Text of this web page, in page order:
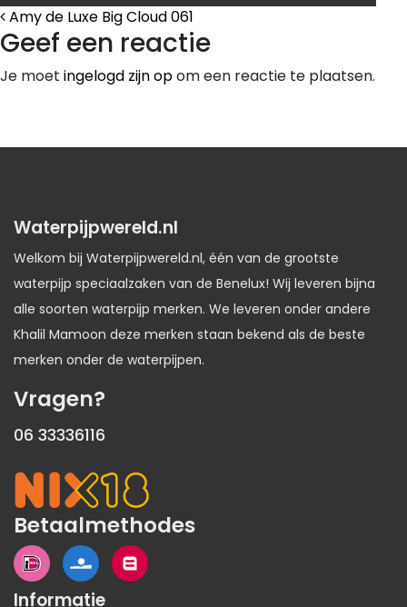
Bericht Navigatie
Amy de Luxe Big Cloud 061
Geef een reactie
Je moet ingelogd zijn opom een reactie te plaatsen.
Waterpijpwereld.nl
Welkom bij Waterpijpwereld.nl, één van de grootste
waterpijp speciaalzaken van de Benelux! Wij leveren bijna
alle soorten waterpijp merken. We leveren onder andere
Khalil Mamoon deze merken staan bekend als de beste
merken onder de waterpijpen.
Vragen?
06 33336116
Betaalmethodes
Informatie